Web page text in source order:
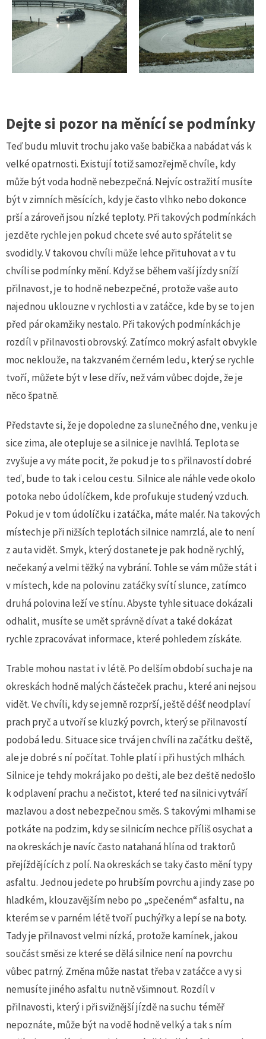
Dejte si pozor na měnící se podmínky
Teď budu mluvit trochu jako vaše babička a nabádat vás k
velké opatrnosti. Existují totiž samozřejmě chvíle, kdy
může být voda hodně nebezpečná. Nejvíc ostražití musíte
být v zimních měsících, kdy je často vlhko nebo dokonce
prší a zároveň jsou nízké teploty. Při takových podmínkách
jezděte rychle jen pokud chcete své auto spřátelit se
svodidly. V takovou chvíli může lehce přituhovat a v tu
chvíli se podmínky mění. Když se během vaší jízdy sníží
přilnavost, je to hodně nebezpečné, protože vaše auto
najednou uklouzne v rychlosti a v zatáčce, kde by se to jen
před pár okamžiky nestalo. Při takových podmínkách je
rozdíl v přilnavosti obrovský. Zatímco mokrý asfalt obvykle
moc neklouže, na takzvaném černém ledu, který se rychle
tvoří, můžete být v lese dřív, než vám vůbec dojde, že je
něco špatně.
Představte si, že je dopoledne za slunečného dne, venku je
sice zima, ale otepluje se a silnice je navlhlá. Teplota se
zvyšuje a vy máte pocit, že pokud je to s přilnavostí dobré
teď, bude to tak i celou cestu. Silnice ale náhle vede okolo
potoka nebo údolíčkem, kde profukuje studený vzduch.
Pokud je v tom údolíčku i zatáčka, máte malér. Na takových
místech je při nižších teplotách silnice namrzlá, ale to není
z auta vidět. Smyk, který dostanete je pak hodně rychlý,
nečekaný a velmi těžký na vybrání. Tohle se vám může stát i
v místech, kde na polovinu zatáčky svítí slunce, zatímco
druhá polovina leží ve stínu. Abyste tyhle situace dokázali
odhalit, musíte se umět správně dívat a také dokázat
rychle zpracovávat informace, které pohledem získáte.
Trable mohou nastat i v létě. Po delším období sucha je na
okreskách hodně malých částeček prachu, které ani nejsou
vidět. Ve chvíli, kdy se jemně rozprší, ještě déšť neodplaví
prach pryč a utvoří se kluzký povrch, který se přilnavostí
podobá ledu. Situace sice trvá jen chvíli na začátku deště,
ale je dobré s ní počítat. Tohle platí i při hustých mlhách.
Silnice je tehdy mokrá jako po dešti, ale bez deště nedošlo
k odplavení prachu a nečistot, které teď na silnici vytváří
mazlavou a dost nebezpečnou směs. S takovými mlhami se
potkáte na podzim, kdy se silnicím nechce příliš osychat a
na okreskách je navíc často natahaná hlína od traktorů
přejíždějících z polí. Na okreskách se taky často mění typy
asfaltu. Jednou jedete po hrubším povrchu a jindy zase po
hladkém, klouzavějším nebo po „spečeném“ asfaltu, na
kterém se v parném létě tvoří puchýřky a lepí se na boty.
Tady je přilnavost velmi nízká, protože kamínek, jakou
součást směsi ze které se dělá silnice není na povrchu
vůbec patrný. Změna může nastat třeba v zatáčce a vy si
nemusíte jiného asfaltu nutně všimnout. Rozdíl v
přilnavosti, který i při svižnější jízdě na suchu téměř
nepoznáte, může být na vodě hodně velký a tak s ním